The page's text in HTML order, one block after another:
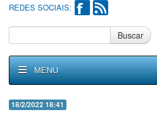
REDES SOCIAIS:
Buscar
MENU
18/2/2022 18:41